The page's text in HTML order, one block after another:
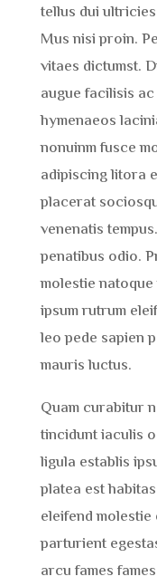
tellus dui
Mus nisi proin.
vitaes dictumst.
augue facilisis
hymenaeos
nonuinm fusce
adipiscing litora
placerat
venenatis
penatibus odio.
molestie
ipsum rutrum
leo pede sapien
mauris luctus.
Quam curabitur
tincidunt iaculis
ligula establis
platea est
eleifend
parturient
arcu fames